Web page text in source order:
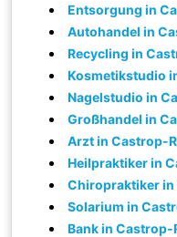
Entsorgung in
Autohandel in
Recycling in
Kosmetikstudio
Nagelstudio in
Großhandel in
Arzt in Castrop-
Heilpraktiker in
Chiropraktiker in
Solarium in
Bank in Castrop-